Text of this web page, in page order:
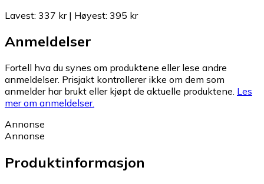
Lavest: 337 kr| Høyest: 395 kr
Anmeldelser
Fortell hva du synes om produktene eller lese andre
anmeldelser. Prisjakt kontrollerer ikke om dem som
anmelder har brukt eller kjøpt de aktuelle produktene. Les
mer om anmeldelser.
Annonse
Annonse
Produktinformasjon